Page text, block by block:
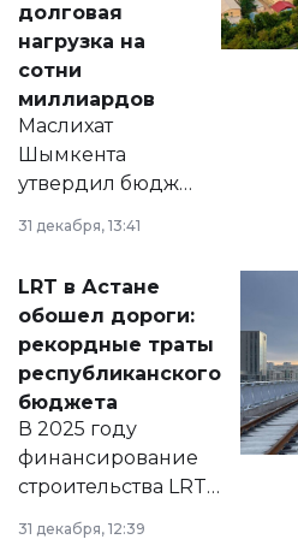
долговая
нагрузка на
сотни
миллиардов
Маслихат
Шымкента
утвердил бюджет
города на 2026–
2028 годы.
документ
появился в базе
нормативных
правовых актов и
на сайте маслихат
города.
31 декабря, 13:41
LRT в Астане
обошел дороги:
рекордные траты
республиканского
бюджета
В 2025 году
финансирование
строительства LRT
в Астане из
республиканского
31 декабря, 12:39